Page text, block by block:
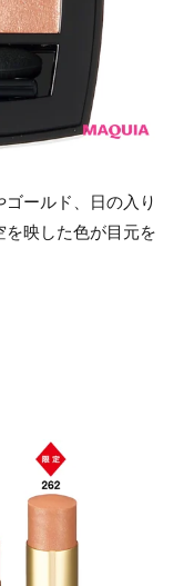
ールド、日の入り
映した色が目元を